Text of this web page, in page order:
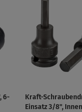
6-
Kraft-
Einsatz 3/8",